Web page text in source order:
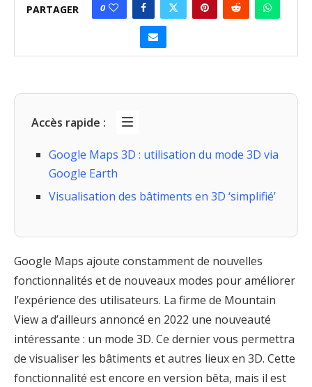
PARTAGER 0
Accès rapide :
Google Maps 3D : utilisation du mode 3D via
Google Earth
Visualisation des bâtiments en 3D ‘simplifié’
Google Maps ajoute constamment de nouvelles
fonctionnalités et de nouveaux modes pour améliorer
l’expérience des utilisateurs. La firme de Mountain
View a d’ailleurs annoncé en 2022 une nouveauté
intéressante : un mode 3D. Ce dernier vous permettra
de visualiser les bâtiments et autres lieux en 3D. Cette
fonctionnalité est encore en version bêta, mais il est